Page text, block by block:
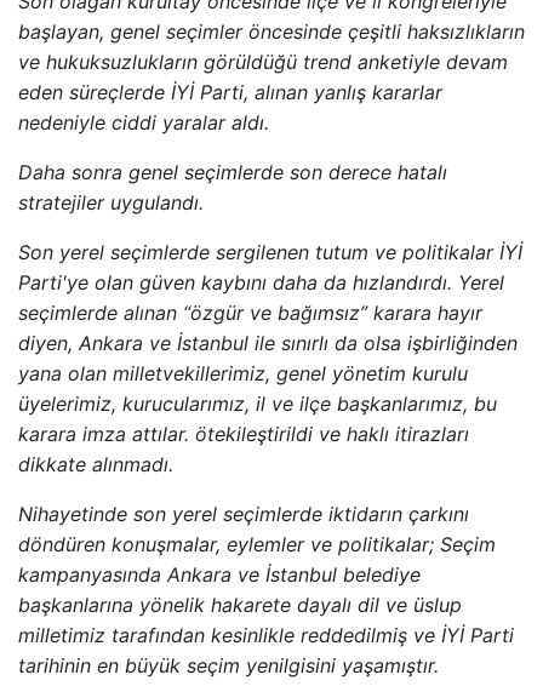
başlayan, genel seçimler öncesinde çeşitli haksızlıkların
ve hukuksuzlukların görüldüğü trend anketiyle devam
eden süreçlerde İYİ Parti, alınan yanlış kararlar
nedeniyle ciddi yaralar aldı.
Daha sonra genel seçimlerde son derece hatalı
stratejiler uygulandı.
Son yerel seçimlerde sergilenen tutum ve politikalar İYİ
Parti'ye olan güven kaybını daha da hızlandırdı. Yerel
seçimlerde alınan “özgür ve bağımsız” karara hayır
diyen, Ankara ve İstanbul ile sınırlı da olsa işbirliğinden
yana olan milletvekillerimiz, genel yönetim kurulu
üyelerimiz, kurucularımız, il ve ilçe başkanlarımız, bu
karara imza attılar. ötekileştirildi ve haklı itirazları
dikkate alınmadı.
Nihayetinde son yerel seçimlerde iktidarın çarkını
döndüren konuşmalar, eylemler ve politikalar; Seçim
kampanyasında Ankara ve İstanbul belediye
başkanlarına yönelik hakarete dayalı dil ve üslup
milletimiz tarafından kesinlikle reddedilmiş ve İYİ Parti
tarihinin en büyük seçim yenilgisini yaşamıştır.